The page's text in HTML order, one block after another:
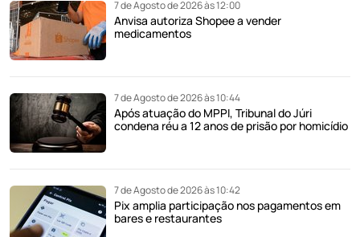
7 de Agosto de 2026 às 12:00
Anvisa autoriza Shopee a vender
medicamentos
7 de Agosto de 2026 às 10:44
Após atuação do MPPI, Tribunal do Júri
condena réu a 12 anos de prisão por homicídio
7 de Agosto de 2026 às 10:42
Pix amplia participação nos pagamentos em
bares e restaurantes